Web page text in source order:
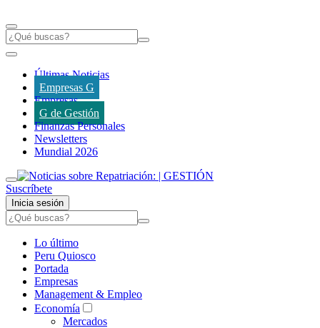
Últimas Noticias
Empresas G
Empresas
G de Gestión
Finanzas Personales
Newsletters
Mundial 2026
Suscríbete
Inicia sesión
Lo último
Peru Quiosco
Portada
Empresas
Management & Empleo
Economía
Mercados